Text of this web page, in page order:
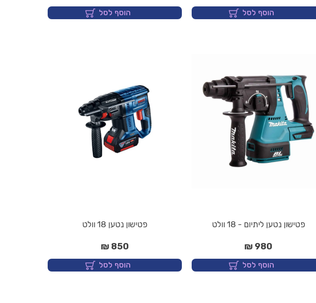
הוסף לסל הוסף לסל
פטישון נטען ליתיום - 18 וולט
980 ₪
הוסף לסל
פטישון נטען 18 וולט
850 ₪
הוסף לסל